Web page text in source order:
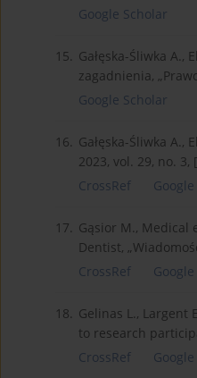
Google Scholar
15. Gałęska-Śliwka
zagadnienia,
Google Scholar
16. Gałęska-Śliwka
2023, vol. 29, no.
CrossRef
17. Gąsior M., Medical
Dentist,
CrossRef
18. Gelinas L., Largent
to research
CrossRef